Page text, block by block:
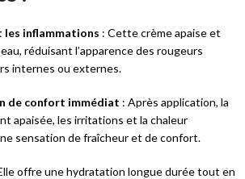
les inflammations : Cette crème apaise et
réduisant l’apparence des rougeurs
internes ou externes.
de confort immédiat : Après application, la
apaisée, les irritations et la chaleur
sensation de fraîcheur et de confort.
offre une hydratation longue durée tout en